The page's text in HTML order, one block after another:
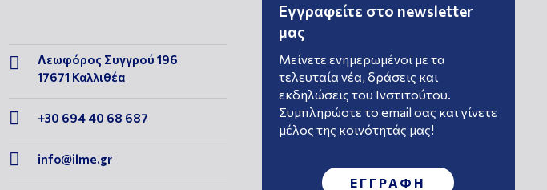

Λεωφόρος Συγγρού 196
17671 Καλλιθέα
 +30 694 40 68 687
 info@ilme.gr
Εγγραφείτε στο newsletter
μας
Μείνετε ενημερωμένοι με τα
τελευταία νέα, δράσεις και
εκδηλώσεις του Ινστιτούτου.
Συμπληρώστε το email σας και γίνετε
μέλος της κοινότητάς μας!
ΕΓΓΡΑΦΗ